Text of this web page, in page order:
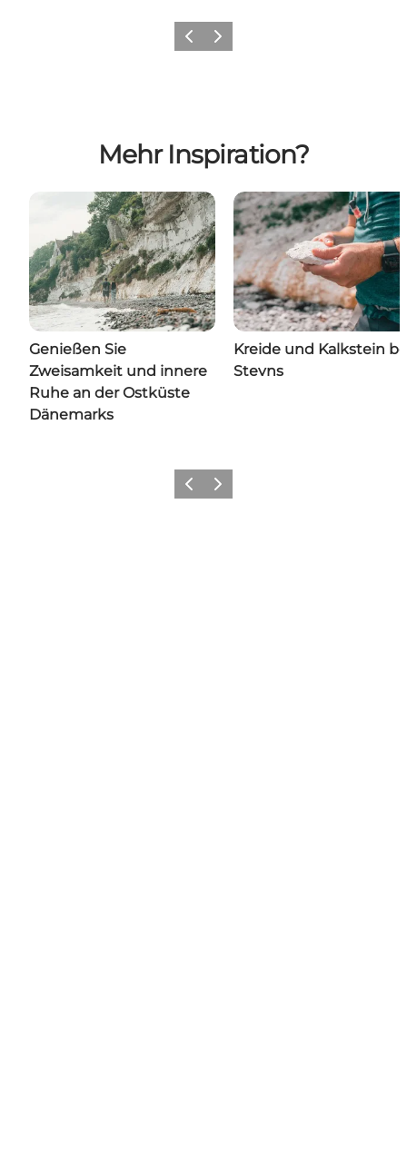
ZurückWeiter
Mehr Inspiration?
Genießen Sie
Zweisamkeit und innere
Ruhe an der Ostküste
Dänemarks
Kreide und Kalkstein
Stevns
ZurückWeiter